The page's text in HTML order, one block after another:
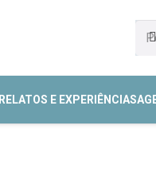
RELATOS E EXPERIÊNCIAS